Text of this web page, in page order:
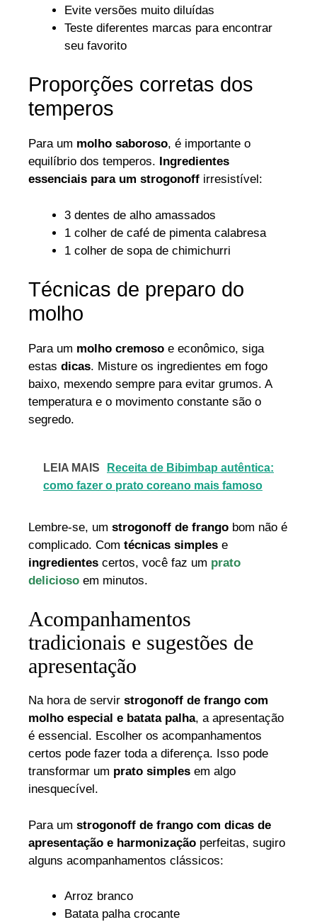
Evite versões muito diluídas
Teste diferentes marcas para encontrar
seu favorito
Proporções corretas dos
temperos
Para um molho saboroso, é importante o
equilíbrio dos temperos. Ingredientes
essenciais para um strogonoff irresistível:
3 dentes de alho amassados
1 colher de café de pimenta calabresa
1 colher de sopa de chimichurri
Técnicas de preparo do
molho
Para um molho cremoso e econômico, siga
estas dicas. Misture os ingredientes em fogo
baixo, mexendo sempre para evitar grumos. A
temperatura e o movimento constante são o
segredo.
LEIA MAIS
Receita de Bibimbap autêntica:
como fazer o prato coreano mais famoso
Lembre-se, um strogonoff de frango bom não é
complicado. Com técnicas simples e
ingredientes certos, você faz um prato
delicioso em minutos.
Acompanhamentos
tradicionais e sugestões de
apresentação
Na hora de servir strogonoff de frango com
molho especial e batata palha, a apresentação
é essencial. Escolher os acompanhamentos
certos pode fazer toda a diferença. Isso pode
transformar um prato simples em algo
inesquecível.
Para um strogonoff de frango com dicas de
apresentação e harmonização perfeitas, sugiro
alguns acompanhamentos clássicos:
Arroz branco
Batata palha crocante